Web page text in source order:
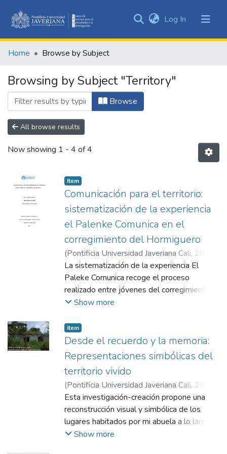
&
All of DSpace
Log In (current)
Home Browse by Subject
Browsing by Subject "Territory"
Browse
All browse results
Now showing 1 - 4 of 4
Item
Comunicación para el territorio:
sistematización de la experiencia
el Palenke Comunica en el
corregimiento del Hormiguero
(Pontificia Universidad Javeriana Cali, 2025
Mora Saa, Juana Valentina;López López,
María Camila;Correa Ricardo, María
Fernanda ;Cataño Otálora, Mónica Marión
La sistematización de la experiencia El
Paleke Comunica recoge el proceso
realizado entre jóvenes del corregimiento El
Hormiguero (Cali) y estudiantes de la
Universidad Javeriana Cali durante los dos
semestres académicos correspondientes al
año 2024. El Hormiguero, un territorio
afectado por los procesos de
metropolización de Cali que se han
expandido hasta su corregimiento y
alterado sus dinámicas culturales, evidenció
la necesidad de fortalecer la identidad
afrodescendiente y las capacidades
comunicativas de sus jóvenes por lo que el
Show more
Item
Desde el recuerdo y la memoria:
Representaciones simbólicas del
territorio vivido
(Pontificia Universidad Javeriana Cali, 2025
Tapasco Galindez, Laura Sofía;Sadeghian
Khalajabadi, Kurosh
Esta investigación-creación propone una
reconstrucción visual y simbólica de los
lugares habitados por mi abuela a lo largo
de su vida, a partir de sus relatos
Show more